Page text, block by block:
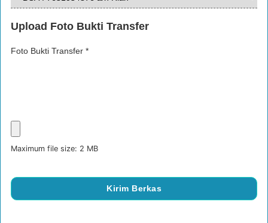
Upload Foto Bukti Transfer
Foto Bukti Transfer *
Maximum file size: 2 MB
Kirim Berkas